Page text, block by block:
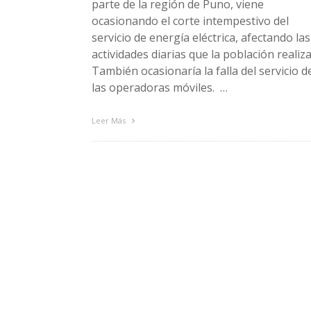
parte de la región de Puno, viene
ocasionando el corte intempestivo del
servicio de energía eléctrica, afectando las
actividades diarias que la población
También ocasionaría la falla del servicio
las operadoras móviles. …
Leer Más